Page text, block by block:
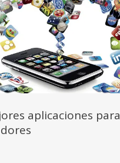
aplicaciones para